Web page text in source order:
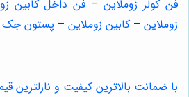
فن کولر زوملاین– فن داخل کابین
زوملاین – کابین زوملاین – پستون جک
با ضمانت بالاترین کیفیت و نازلترین